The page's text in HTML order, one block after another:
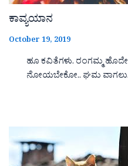
ಕಾವ್ಯಯಾನ
October 19, 2019
ಹೂ ಕವಿತೆಗಳು. ರಂಗಮ್ಮ
ನೋಯಬೇಕೋ.. ಘಮ